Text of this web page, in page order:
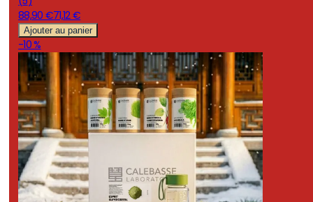
88,90 €71,12 €
Ajouter au panier
-10 %